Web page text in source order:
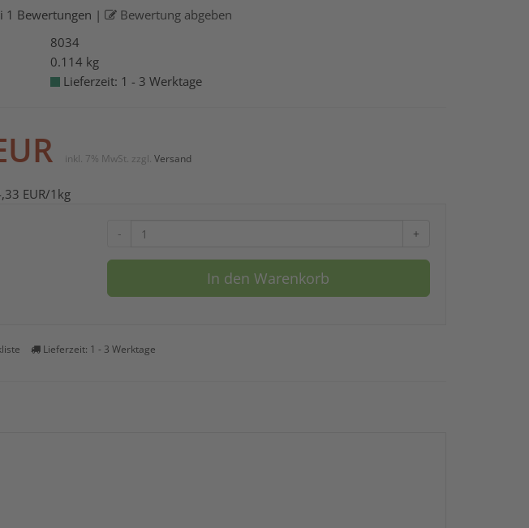
1 Bewertungen |
Bewertung abgeben
8034
0.114 kg
Lieferzeit: 1 - 3 Werktage
inkl. 7% MwSt. zzgl. Versand
EUR/1kg
- +
In den Warenkorb
Lieferzeit: 1 - 3 Werktage